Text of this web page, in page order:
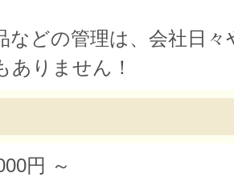
などの管理は、会社日
ありません！
円 ～